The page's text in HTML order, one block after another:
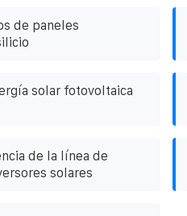
de paneles
solar fotovoltaica
de la línea de
solares